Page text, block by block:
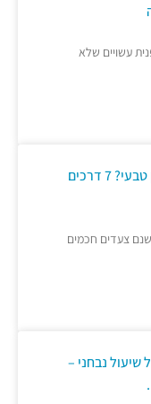
עשויים שלא
איך לחזק את המערכת החיסונית באופן טבעי? 7 דרכים
צעדים חכמים
נבחני –